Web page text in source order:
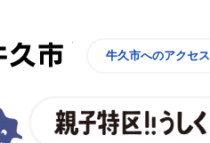
牛久市へのアクセス